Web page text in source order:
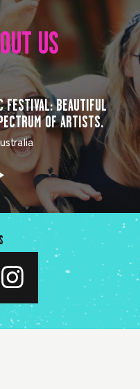
US
FESTIVAL: BEAUTIFUL
OF ARTISTS.